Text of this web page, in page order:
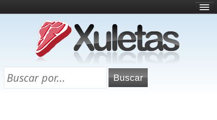
¿Qué es esto?
Directorio
Chuletas para exámenes